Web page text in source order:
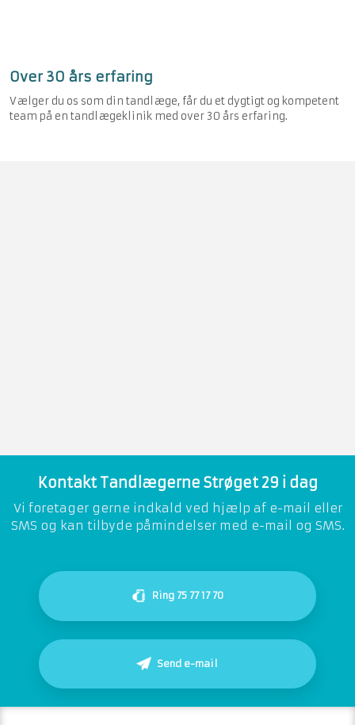
Over 30 års erfaring
Vælger du os som din tandlæge, får du et dygtigt og kompetent
team på en tandlægeklinik med over 30 års erfaring.
Kontakt Tandlægerne Strøget 29 i dag​
​Vi foretager gerne indkald ved hjælp af e-mail eller
SMS og kan tilbyde påmindelser med e-mail og SMS.
Ring 75 77 17 70
Send e-mail